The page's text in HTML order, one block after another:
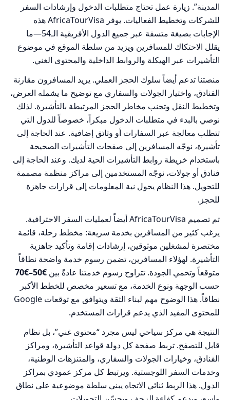
المدينة”. زيارة عمل تحتاج متطلبات الدخول وإرشادات السفر
للشركات وتخطيط الفعاليات. يوفر AfricaTourVisa هذه
الإجابات بصيغة متسقة عبر جميع الدول الأفريقية الـ54—ما
يقلل الاحتكاك للمسافرين ويزيد من سلطة الموقع في موضوع
التأشيرات عبر الهيكلة والروابط الداخلية والمحتوى الغني.
منصتنا تدعم أيضاً سلوك الحجز العملي. يريد المسافرون مقارنة
الفنادق، واختيار الجولات والسفاري مع توضيح ما يشمله العرض،
وتخطيط النقل وتجنب مخاطر الحجز المرتبطة بالتأشيرة. لذلك
نوصي بالبدء في متطلبات الدخول مبكراً، خصوصاً للدول التي
تتطلب معالجة عبر السفارات أو وثائق إضافية. عند الحاجة إلى
تأشيرة، نوجّه المسافرين إلى صفحات التأشيرات الصحيحة
باستخدام خريطة روابط التأشيرات الحية لديك. وعند الحاجة إلى
فنادق أو جولات، نوجّه المستخدمين إلى مراكز منظمة مصممة
للتحويل. هذا النظام يحول نية المعلومات إلى قرارات جاهزة
للحجز.
تم تصميم AfricaTourVisa أيضاً لعمليات السفر الاحترافية.
يرغب كثير من المسافرين بخدمة سريعة: مخطط رحلة، قائمة
مختصرة لمشغلين موثوقين، إرشادات إقامة وتأكيد جاهزية
التأشيرة. لهؤلاء المسافرين، تضمن رسوم خدمة واضحة نطاقاً
متوقعاً وتحمي الجودة. تتراوح رسوم خدمتنا عادةً بين €50–€70
حسب الوجهة ونوع الخدمة، مع تسعير مخصص للخطط الأكبر
نطاقاً. هذا الوضوح مهم لبناء الثقة ويتوافق مع توقعات Google
للمحتوى المفيد الذي يدعم قرارات المستخدم.
النتيجة هي مركز سياحي ليس مجرد “محتوى غني”، بل نظام
قابل للتصفح. تربط صفحة كل دولة قواعد التأشيرة، ومراكز
الفنادق، وخيارات الجولات والسفاري، والمتنزهات الوطنية،
وخدمات السفر اللوجستية. ويرتبط كل مركز عمودي بمراكز
الدول. هذا الربط ثنائي الاتجاه يبني سلطة موضوعية على نطاق